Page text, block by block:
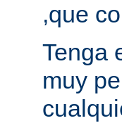
,que
Tenga
muy